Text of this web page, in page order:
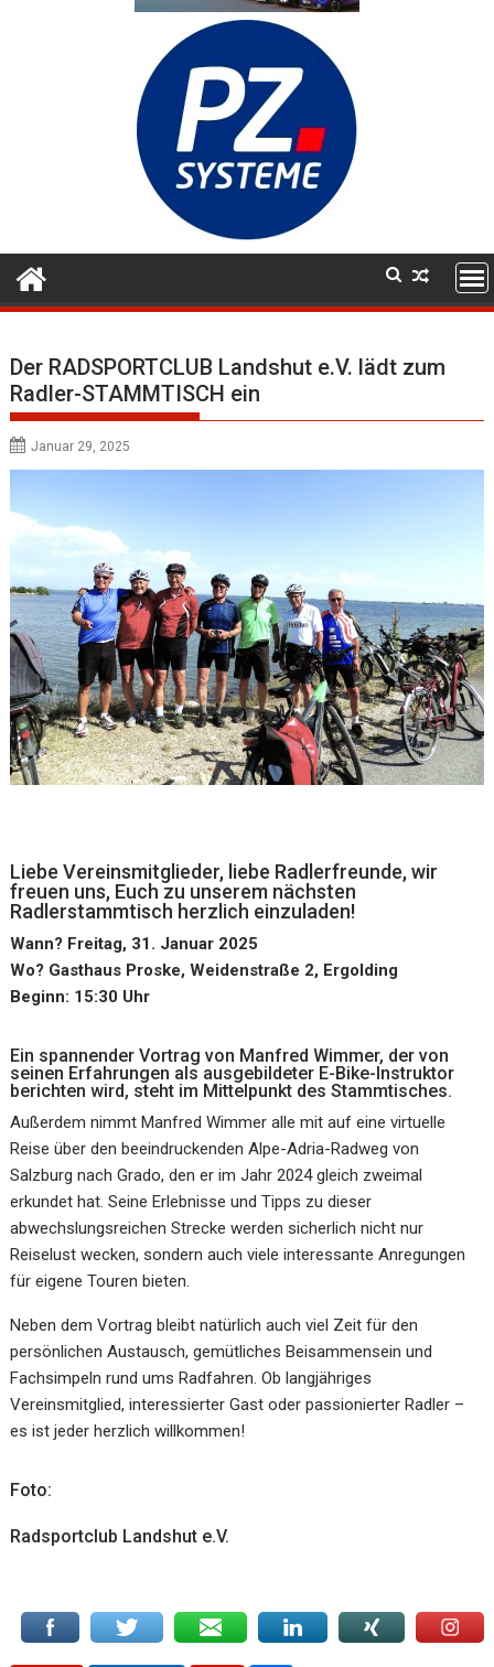
Der RADSPORTCLUB Landshut e.V. lädt zum
Radler-STAMMTISCH ein
Januar 29, 2025
Liebe Vereinsmitglieder, liebe Radlerfreunde, wir
freuen uns, Euch zu unserem nächsten
Radlerstammtisch herzlich einzuladen!
Wann? Freitag, 31. Januar 2025
Wo? Gasthaus Proske, Weidenstraße 2, Ergolding
Beginn: 15:30 Uhr
Ein spannender Vortrag von Manfred Wimmer, der von
seinen Erfahrungen als ausgebildeter E-Bike-Instruktor
berichten wird, steht im Mittelpunkt des Stammtisches.
Außerdem nimmt Manfred Wimmer alle mit auf eine virtuelle
Reise über den beeindruckenden Alpe-Adria-Radweg von
Salzburg nach Grado, den er im Jahr 2024 gleich zweimal
erkundet hat. Seine Erlebnisse und Tipps zu dieser
abwechslungsreichen Strecke werden sicherlich nicht nur
Reiselust wecken, sondern auch viele interessante Anregungen
für eigene Touren bieten.
Neben dem Vortrag bleibt natürlich auch viel Zeit für den
persönlichen Austausch, gemütliches Beisammensein und
Fachsimpeln rund ums Radfahren. Ob langjähriges
Vereinsmitglied, interessierter Gast oder passionierter Radler –
es ist jeder herzlich willkommen!
Foto:
Radsportclub Landshut e.V.